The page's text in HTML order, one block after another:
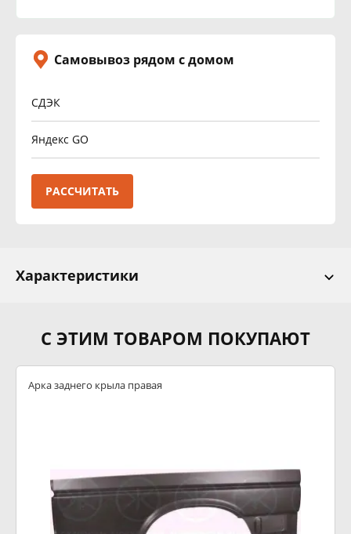
Самовывоз рядом с домом
СДЭК
Яндекс GO
РАССЧИТАТЬ
Характеристики
С ЭТИМ ТОВАРОМ ПОКУПАЮТ
Арка заднего крыла правая